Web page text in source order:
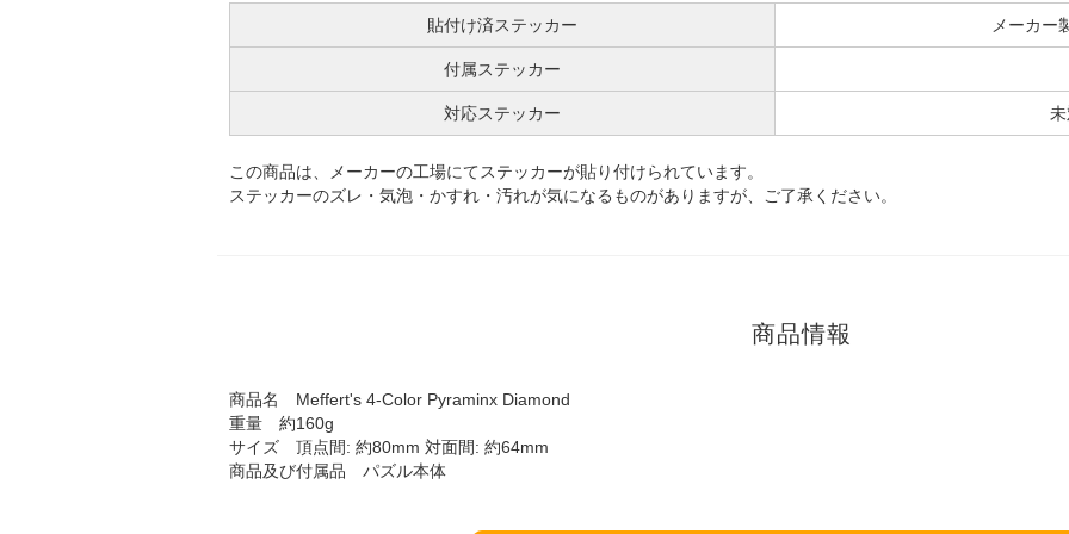
貼付け済ステッカー メーカー
付属ステッカー
対応ステッカー
この商品は、メーカーの工場にてステッカーが貼り付けられています。
ステッカーのズレ・気泡・かすれ・汚れが気になるものがありますが、ご了承ください。
商品情報
商品名 Meffert's 4-Color Pyraminx Diamond
重量 約160g
サイズ 頂点間: 約80mm 対面間: 約64mm
商品及び付属品 パズル本体